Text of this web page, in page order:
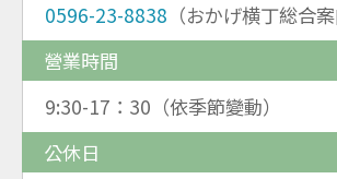
0596-23-8838 （おかげ横丁総合案
營業時間
9:30-17：30（依季節變動）
公休日